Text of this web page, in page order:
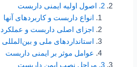
2. اصول اولیه ایمنی داربست
انواع داربست و کاربردهای آنها
اجزای اصلی داربست و عملکرد
استانداردهای ملی و
عوامل موثر بر ایمنی داربست
3. مراحل نصب ایمن داربست